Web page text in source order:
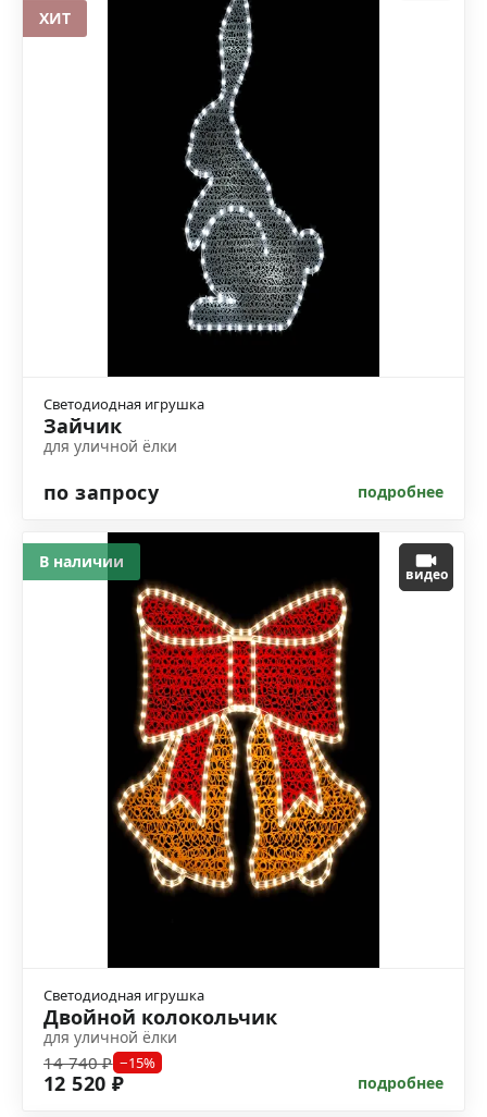
Светодиодная игрушка
Зайчик
для уличной ёлки
по запросу подробнее
ХИТ
видео
Светодиодная игрушка
Двойной колокольчик
для уличной ёлки
14 740 ₽ −15%
12 520 ₽ подробнее
В наличии